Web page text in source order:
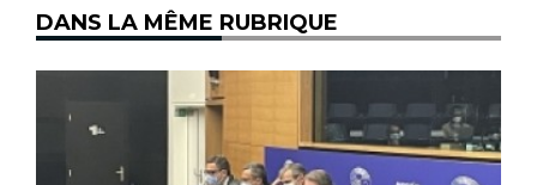
DANS LA MÊME RUBRIQUE